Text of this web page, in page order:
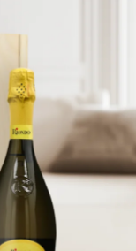
dan un 4,5 en
nombre, tu foto o
solo